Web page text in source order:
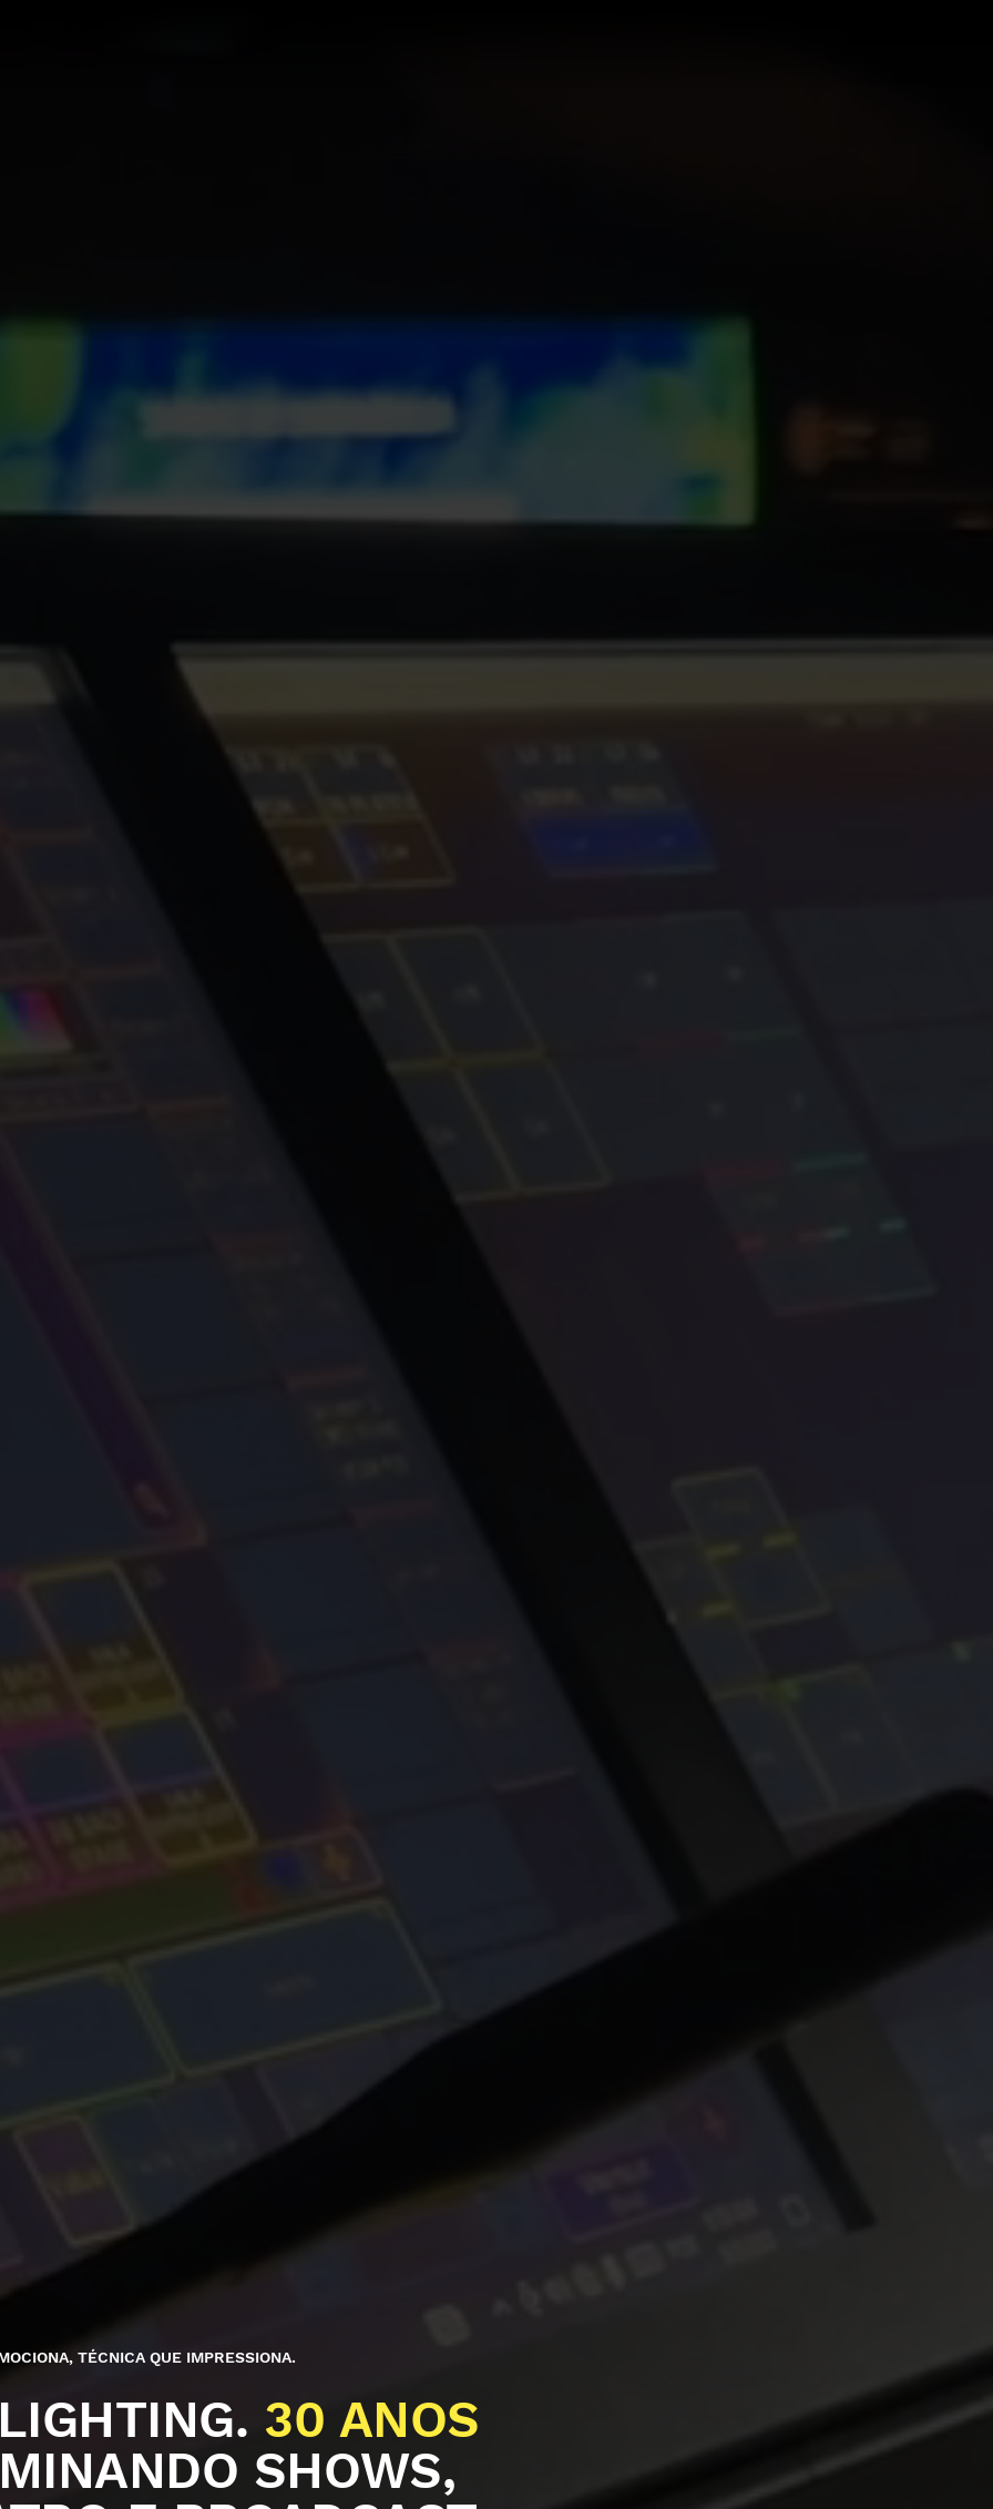
TÉCNICA QUE IMPRESSIONA.
30 ANOS
SHOWS,